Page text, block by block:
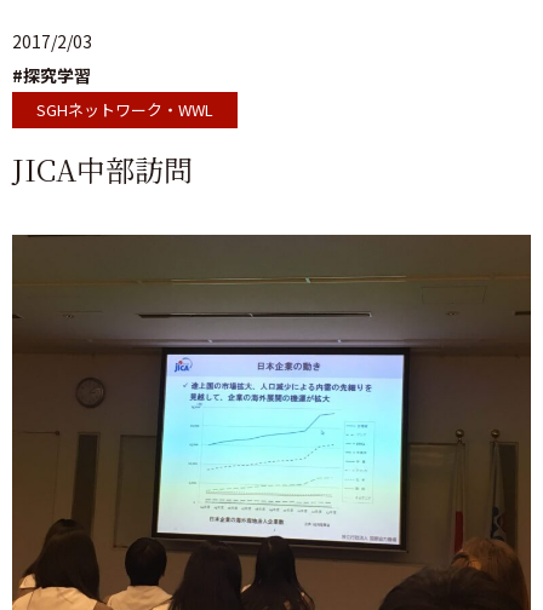
JICA中部訪問
SGHネットワーク・WWL
2017/2/03
#探究学習